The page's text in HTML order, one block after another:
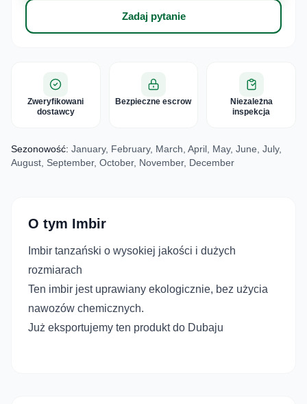
Zadaj pytanie
Zweryfikowani
dostawcy
Bezpieczne escrow
Niezależna
inspekcja
Sezonowość: January, February, March, April, May, June, July,
August, September, October, November, December
O tym Imbir
Imbir tanzański o wysokiej jakości i dużych
rozmiarach
Ten imbir jest uprawiany ekologicznie, bez użycia
nawozów chemicznych.
Już eksportujemy ten produkt do Dubaju